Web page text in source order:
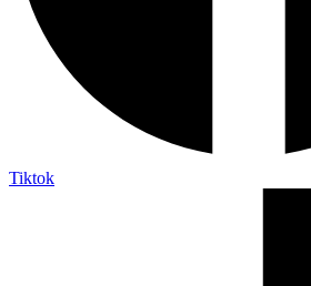
Tiktok